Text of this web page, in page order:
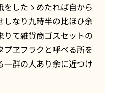
したゝめたれば自から
しなり九時半の比ほひ余
て雑貨商ゴスセットの
ヱフラクと呼べる所を
群の人あり余に近つけ